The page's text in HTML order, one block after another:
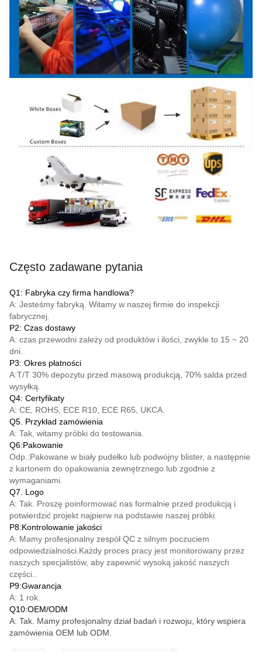
Często zadawane pytania
Q1: Fabryka czy firma handlowa?
A: Jesteśmy fabryką. Witamy w naszej firmie do inspekcji
fabrycznej.
P2: Czas dostawy
A: czas przewodni zależy od produktów i ilości, zwykle to 15 ~ 20
dni.
P3: Okres płatności
A:T/T 30% depozytu przed masową produkcją, 70% salda przed
wysyłką.
Q4: Certyfikaty
A: CE, ROHS, ECE R10, ECE R65, UKCA.
Q5. Przykład zamówienia
A: Tak, witamy próbki do testowania.
Q6:Pakowanie
Odp.:Pakowane w biały pudełko lub podwójny blister, a następnie
z kartonem do opakowania zewnętrznego lub zgodnie z
wymaganiami.
Q7. Logo
A: Tak. Proszę poinformować nas formalnie przed produkcją i
potwierdzić projekt najpierw na podstawie naszej próbki.
P8:Kontrolowanie jakości
A: Mamy profesjonalny zespół QC z silnym poczuciem
odpowiedzialności.Każdy proces pracy jest monitorowany przez
naszych specjalistów, aby zapewnić wysoką jakość naszych
części..
P9:Gwarancja
A: 1 rok.
Q10:OEM/ODM
A: Tak. Mamy profesjonalny dział badań i rozwoju, który wspiera
zamówienia OEM lub ODM.